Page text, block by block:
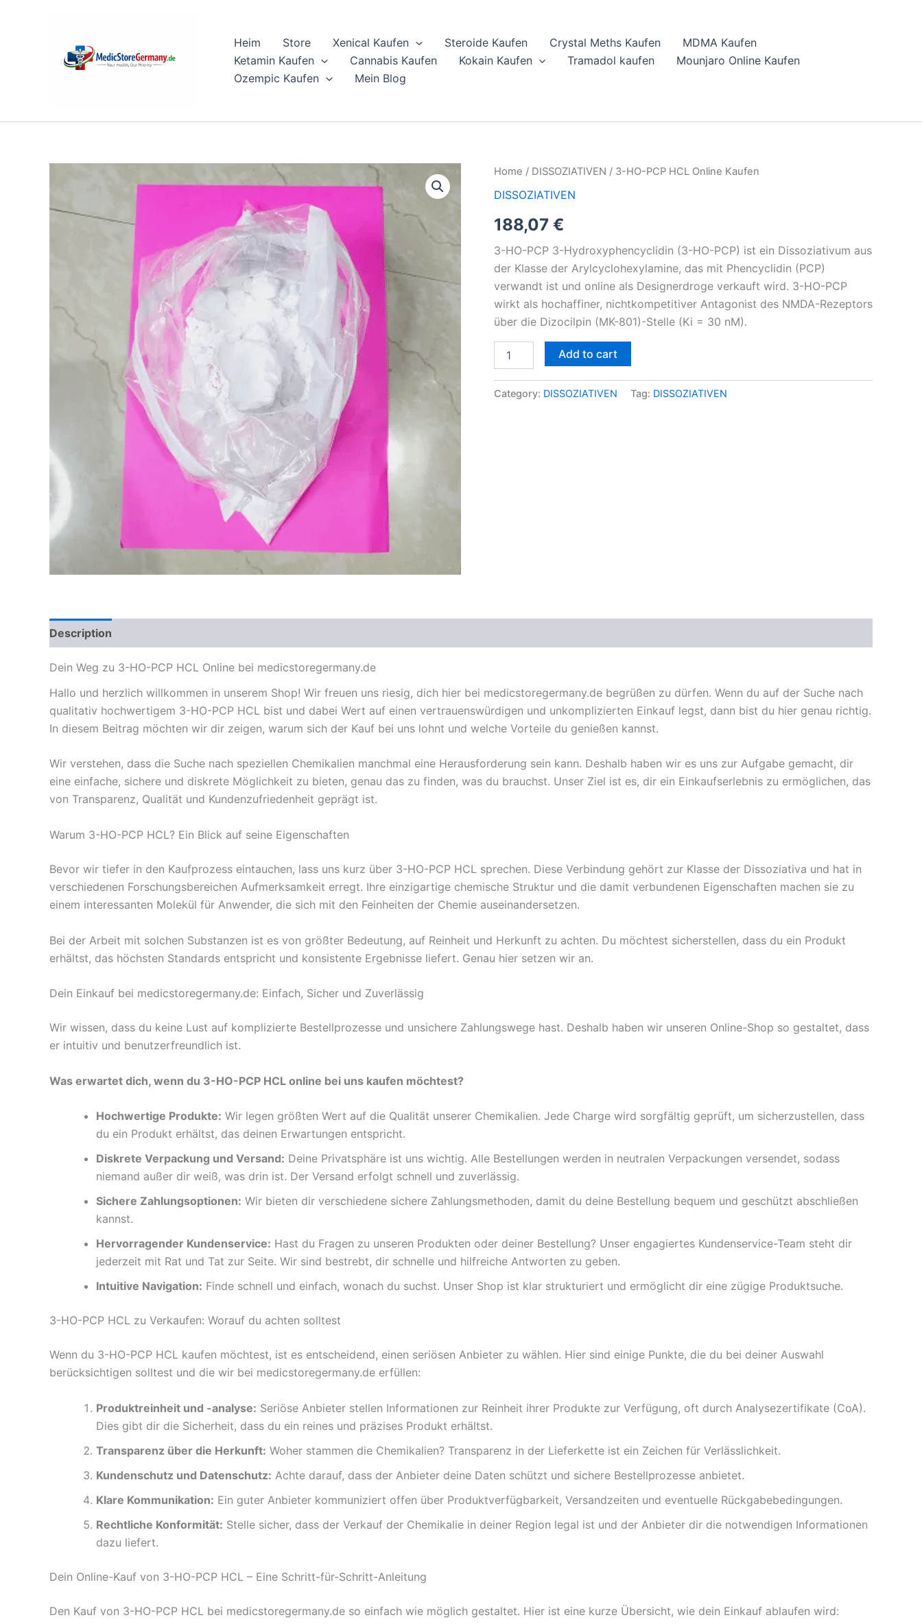
Heim Store Xenical Kaufen Steroide Kaufen Crystal Meths Kaufen
MDMA Kaufen
Ketamin Kaufen
Cannabis Kaufen Kokain Kaufen Tramadol kaufen
Mounjaro Online Kaufen
Ozempic Kaufen
Mein Blog
Home / DISSOZIATIVEN / 3-HO-PCP HCL Online Kaufen
DISSOZIATIVEN
188,07 €
3-HO-PCP 3-Hydroxyphencyclidin (3-HO-PCP) ist ein Dissoziativum aus
der Klasse der Arylcyclohexylamine, das mit Phencyclidin (PCP)
verwandt ist und online als Designerdroge verkauft wird. 3-HO-PCP
wirkt als hochaffiner, nichtkompetitiver Antagonist des NMDA-Rezeptors
über die Dizocilpin (MK-801)-Stelle (Ki = 30 nM).
3-
PCP
Online
Kaufen
quantity
Add to cart
Category: DISSOZIATIVEN Tag: DISSOZIATIVEN
Description
Dein Weg zu 3-HO-PCP HCL Online bei medicstoregermany.de
Hallo und herzlich willkommen in unserem Shop! Wir freuen uns riesig, dich hier bei medicstoregermany.de begrüßen zu dürfen. Wenn du auf der Suche nach
qualitativ hochwertigem 3-HO-PCP HCL bist und dabei Wert auf einen vertrauenswürdigen und unkomplizierten Einkauf legst, dann bist du hier genau richtig.
In diesem Beitrag möchten wir dir zeigen, warum sich der Kauf bei uns lohnt und welche Vorteile du genießen kannst.
Wir verstehen, dass die Suche nach speziellen Chemikalien manchmal eine Herausforderung sein kann. Deshalb haben wir es uns zur Aufgabe gemacht, dir
eine einfache, sichere und diskrete Möglichkeit zu bieten, genau das zu finden, was du brauchst. Unser Ziel ist es, dir ein Einkaufserlebnis zu ermöglichen, das
von Transparenz, Qualität und Kundenzufriedenheit geprägt ist.
Warum 3-HO-PCP HCL? Ein Blick auf seine Eigenschaften
Bevor wir tiefer in den Kaufprozess eintauchen, lass uns kurz über 3-HO-PCP HCL sprechen. Diese Verbindung gehört zur Klasse der Dissoziativa und hat in
verschiedenen Forschungsbereichen Aufmerksamkeit erregt. Ihre einzigartige chemische Struktur und die damit verbundenen Eigenschaften machen sie zu
einem interessanten Molekül für Anwender, die sich mit den Feinheiten der Chemie auseinandersetzen.
Bei der Arbeit mit solchen Substanzen ist es von größter Bedeutung, auf Reinheit und Herkunft zu achten. Du möchtest sicherstellen, dass du ein Produkt
erhältst, das höchsten Standards entspricht und konsistente Ergebnisse liefert. Genau hier setzen wir an.
Dein Einkauf bei medicstoregermany.de: Einfach, Sicher und Zuverlässig
Wir wissen, dass du keine Lust auf komplizierte Bestellprozesse und unsichere Zahlungswege hast. Deshalb haben wir unseren Online-Shop so gestaltet, dass
er intuitiv und benutzerfreundlich ist.
Was erwartet dich, wenn du 3-HO-PCP HCL online bei uns kaufen möchtest?
Hochwertige Produkte: Wir legen größten Wert auf die Qualität unserer Chemikalien. Jede Charge wird sorgfältig geprüft, um sicherzustellen, dass
du ein Produkt erhältst, das deinen Erwartungen entspricht.
Diskrete Verpackung und Versand: Deine Privatsphäre ist uns wichtig. Alle Bestellungen werden in neutralen Verpackungen versendet, sodass
niemand außer dir weiß, was drin ist. Der Versand erfolgt schnell und zuverlässig.
Sichere Zahlungsoptionen: Wir bieten dir verschiedene sichere Zahlungsmethoden, damit du deine Bestellung bequem und geschützt abschließen
kannst.
Hervorragender Kundenservice: Hast du Fragen zu unseren Produkten oder deiner Bestellung? Unser engagiertes Kundenservice-Team steht dir
jederzeit mit Rat und Tat zur Seite. Wir sind bestrebt, dir schnelle und hilfreiche Antworten zu geben.
Intuitive Navigation: Finde schnell und einfach, wonach du suchst. Unser Shop ist klar strukturiert und ermöglicht dir eine zügige Produktsuche.
3-HO-PCP HCL zu Verkaufen: Worauf du achten solltest
Wenn du 3-HO-PCP HCL kaufen möchtest, ist es entscheidend, einen seriösen Anbieter zu wählen. Hier sind einige Punkte, die du bei deiner Auswahl
berücksichtigen solltest und die wir bei medicstoregermany.de erfüllen:
Produktreinheit und -analyse: Seriöse Anbieter stellen Informationen zur Reinheit ihrer Produkte zur Verfügung, oft durch Analysezertifikate (CoA).
Dies gibt dir die Sicherheit, dass du ein reines und präzises Produkt erhältst.
Transparenz über die Herkunft: Woher stammen die Chemikalien? Transparenz in der Lieferkette ist ein Zeichen für Verlässlichkeit.
Kundenschutz und Datenschutz: Achte darauf, dass der Anbieter deine Daten schützt und sichere Bestellprozesse anbietet.
Klare Kommunikation: Ein guter Anbieter kommuniziert offen über Produktverfügbarkeit, Versandzeiten und eventuelle Rückgabebedingungen.
Rechtliche Konformität: Stelle sicher, dass der Verkauf der Chemikalie in deiner Region legal ist und der Anbieter dir die notwendigen Informationen
dazu liefert.
Dein Online-Kauf von 3-HO-PCP HCL – Eine Schritt-für-Schritt-Anleitung
Den Kauf von 3-HO-PCP HCL bei medicstoregermany.de so einfach wie möglich gestaltet. Hier ist eine kurze Übersicht, wie dein Einkauf ablaufen wird: